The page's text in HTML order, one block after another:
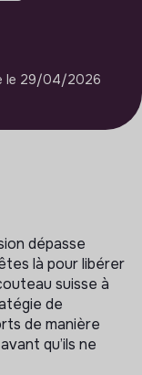
le 29/04/2026
dépasse
là pour libérer
suisse à
de
de manière
qu’ils ne